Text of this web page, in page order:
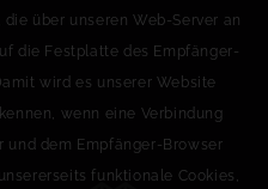
über unseren Web-Server an
die Festplatte des Empfänger-
wird es unserer Website
wenn eine Verbindung
und dem Empfänger-Browser
funktionale Cookies,